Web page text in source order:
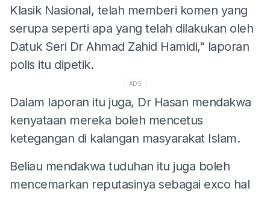
Klasik Nasional, telah memberi komen yang
serupa seperti apa yang telah dilakukan oleh
Datuk Seri Dr Ahmad Zahid Hamidi," laporan
polis itu dipetik.
ADS
Dalam laporan itu juga, Dr Hasan mendakwa
kenyataan mereka boleh mencetus
ketegangan di kalangan masyarakat Islam.
Beliau mendakwa tuduhan itu juga boleh
mencemarkan reputasinya sebagai exco hal